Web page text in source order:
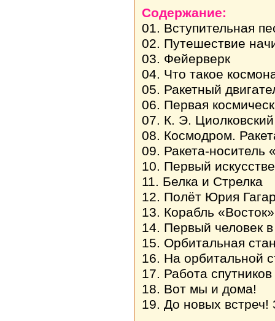
Содержание:
01. Вступительная
02. Путешествие
03. Фейерверк
04. Что такое
05. Ракетный
06. Первая
07. К. Э. Циолковский
08. Космодром.
09. Ракета-носитель
10. Первый
11. Белка и Стрелка
12. Полёт Юрия
13. Корабль
14. Первый человек
15. Орбитальная
16. На орбитальной
17. Работа спутников
18. Вот мы и дома!
19. До новых встреч!